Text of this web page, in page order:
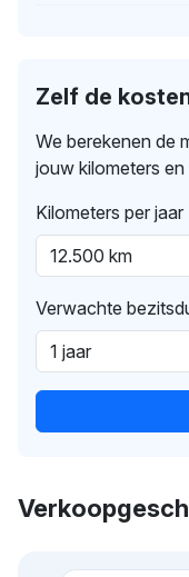
Zelf de
We berekenen de
jouw kilometers
Kilometers per jaar
Verwachte